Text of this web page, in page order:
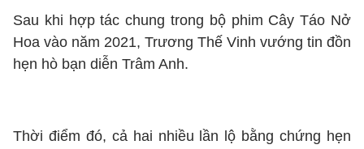
Sau khi hợp tác chung trong bộ phim Cây Táo Nở
Hoa vào năm 2021, Trương Thế Vinh vướng tin đồn
hẹn hò bạn diễn Trâm Anh.
Thời điểm đó, cả hai nhiều lần lộ bằng chứng hẹn